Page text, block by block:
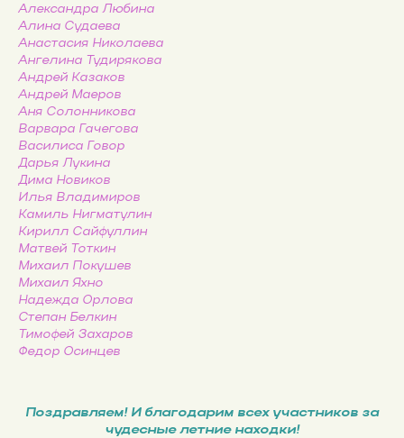
Александра Любина
Алина Судаева
Анастасия Николаева
Ангелина Тудирякова
Андрей Казаков
Андрей Маеров
Аня Солонникова
Варвара Гачегова
Василиса Говор
Дарья Лукина
Дима Новиков
Илья Владимиров
Камиль Нигматулин
Кирилл Сайфуллин
Матвей Тоткин
Михаил Покушев
Михаил Яхно
Надежда Орлова
Степан Белкин
Тимофей Захаров
Федор Осинцев
Поздравляем! И благодарим всех участников за
чудесные летние находки!